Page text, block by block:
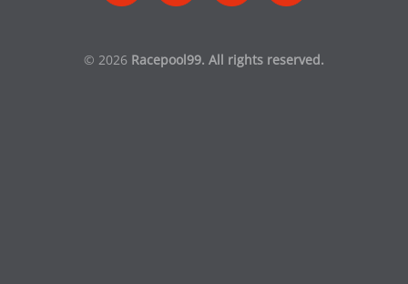
© 2026 Racepool99. All rights reserved.